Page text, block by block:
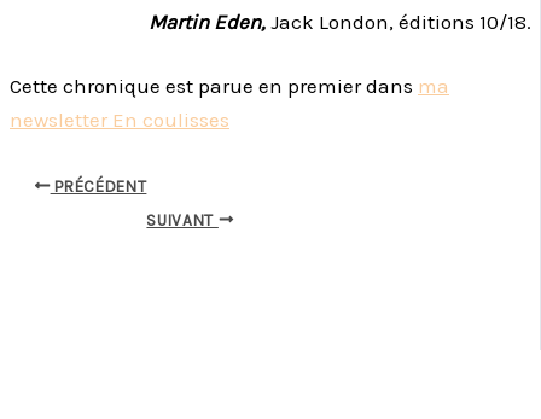
Martin Eden, Jack London, éditions 10/18.
Cette chronique est parue en premier dans ma
newsletter En coulisses
PRÉCÉDENT
SUIVANT